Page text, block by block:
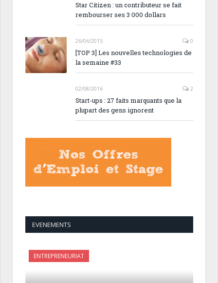
Star Citizen : un contributeur se fait
rembourser ses 3 000 dollars
26/06/2015 0
[TOP 3] Les nouvelles technologies de
la semaine #33
02/08/2016 2
Start-ups : 27 faits marquants que la
plupart des gens ignorent
EVENEMENTS
ENTREPRENEURIAT